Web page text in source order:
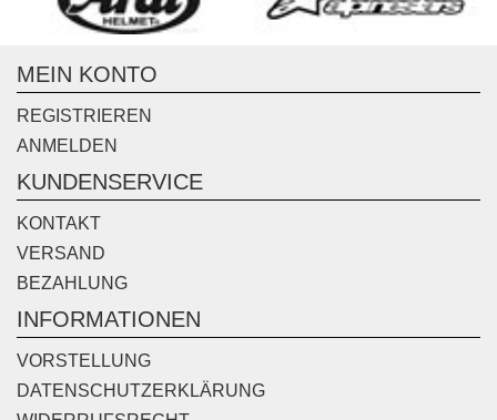
MEIN KONTO
REGISTRIEREN
ANMELDEN
KUNDENSERVICE
KONTAKT
VERSAND
BEZAHLUNG
INFORMATIONEN
VORSTELLUNG
DATENSCHUTZERKLÄRUNG